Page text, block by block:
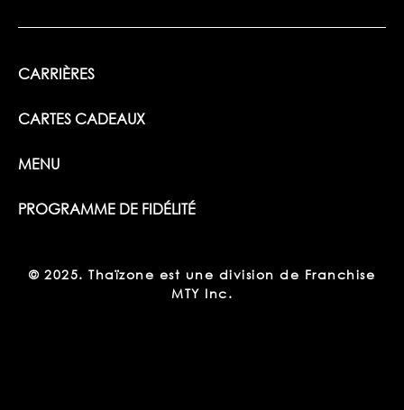
CARRIÈRES
CARTES CADEAUX
MENU
PROGRAMME DE FIDÉLITÉ
© 2025. Thaïzone est une division de Franchise
MTY Inc.